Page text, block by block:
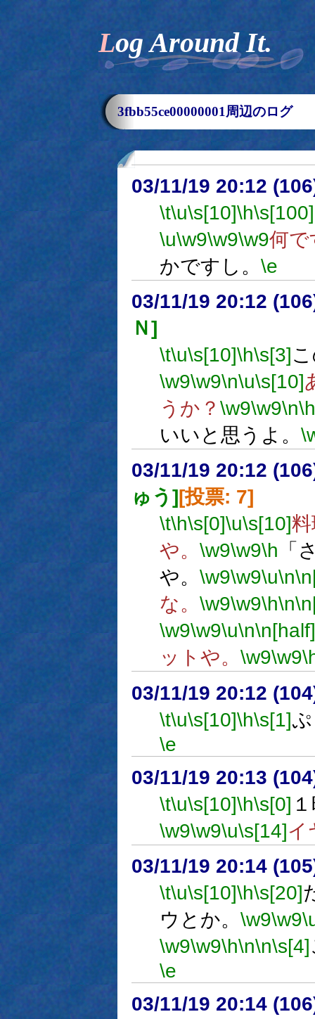
Log Around It.
3fbb55ce00000001周辺のログ
03/11/19 20:12
\t\u\s[10]\h\s[100]
\u\w9\w9\w9何で
かですし。 \e
03/11/19 20:12
Ｎ]
\t\u\s[10]\h\s[3]
\w9\w9\n\u\s[10]
うか？ \w9\w9\n\h
いいと思うよ。
03/11/19 20:12
ゅう] [投票: 7]
\t\h\s[0]\u\s[10]
や。 \w9\w9\h 「
や。 \w9\w9\u\n
な。 \w9\w9\h\n
\w9\w9\u\n\n[half]
ットや。 \w9\w9
03/11/19 20:12
\t\u\s[10]\h\s[1]
\e
03/11/19 20:13
\t\u\s[10]\h\s[0]
\w9\w9\u\s[14]イ
03/11/19 20:14
\t\u\s[10]\h\s[20]
ウとか。 \w9\w9
\w9\w9\h\n\n\s[4]
\e
03/11/19 20:14